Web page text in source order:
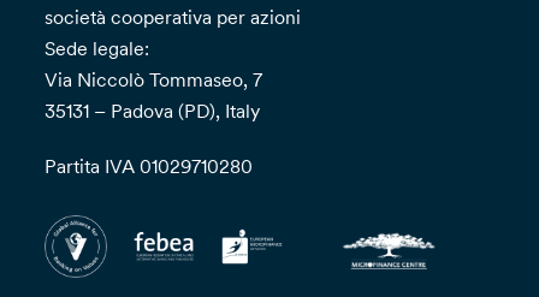
società cooperativa per azioni
Sede legale:
Via Niccolò Tommaseo, 7
35131 – Padova (PD), Italy
Partita IVA 01029710280